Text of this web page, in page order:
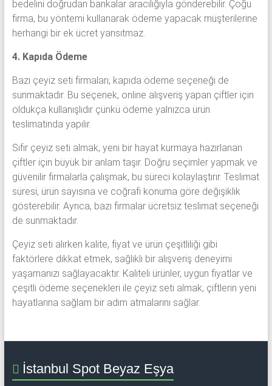
bedelini doğrudan bankalar aracılığıyla gönderebilir. Çoğu
firma, bu yöntemi kullanarak ödeme yapacak müşterilerine
herhangi bir ek ücret yansıtmaz.
4. Kapıda Ödeme
Bazı çeyiz seti firmaları, kapıda ödeme seçeneği de
sunmaktadır. Bu seçenek, online alışveriş yapan çiftler için
oldukça kullanışlıdır çünkü ödeme yalnızca ürün
teslimatında yapılır.
Sıfır çeyiz seti almak, yeni bir hayat kurmaya hazırlanan
çiftler için büyük bir anlam taşır. Doğru seçimler yapmak ve
güvenilir firmalarla çalışmak, bu süreci kolaylaştırır. Teslimat
süresi, ürün sayısına ve coğrafi konuma göre değişiklik
gösterebilir. Ayrıca, bazı firmalar ücretsiz teslimat seçeneği
de sunmaktadır.
Çeyiz seti alırken kalite, fiyat ve ürün çeşitliliği gibi
faktörlere dikkat etmek, sağlıklı bir alışveriş deneyimi
yaşamanızı sağlayacaktır. Kaliteli ürünler, uygun fiyatlar ve
çeşitli ödeme seçenekleri ile çeyiz seti almak, çiftlerin yeni
hayatlarına sağlam bir adım atmalarını sağlar.
İstanbul Spot Beyaz Eşya